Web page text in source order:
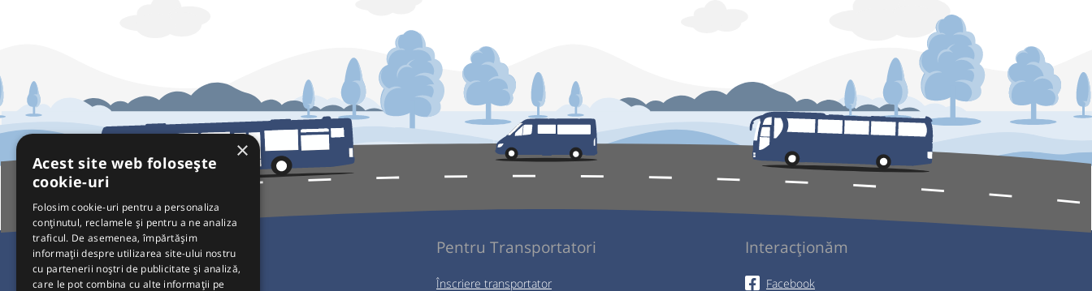
Pentru Călători
Curse autobuz
Pentru Transportatori
Înscriere transportator
Interacționăm
Facebook
×
Acest site web folosește
cookie-uri
Folosim cookie-uri pentru a personaliza
conținutul, reclamele și pentru a ne analiza
traficul. De asemenea, împărtășim
informații despre utilizarea site-ului nostru
cu partenerii noștri de publicitate și analiză,
care le pot combina cu alte informații pe